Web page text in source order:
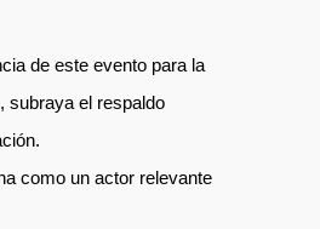
de este evento para la
subraya el respaldo
como un actor relevante